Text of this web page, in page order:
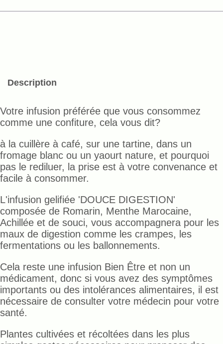
Description
Votre infusion préférée que vous consommez
comme une confiture, cela vous dit?
à la cuillère à café, sur une tartine, dans un
fromage blanc ou un yaourt nature, et pourquoi
pas le rediluer, la prise est à votre convenance et
facile à consommer.
L'infusion gelifiée 'DOUCE DIGESTION'
composée de Romarin, Menthe Marocaine,
Achillée et de souci, vous accompagnera pour les
maux de digestion comme les crampes, les
fermentations ou les ballonnements.
Cela reste une infusion Bien Être et non un
médicament, donc si vous avez des symptômes
importants ou des intolérances alimentaires, il est
nécessaire de consulter votre médecin pour votre
santé.
Plantes cultivées et récoltées dans les plus